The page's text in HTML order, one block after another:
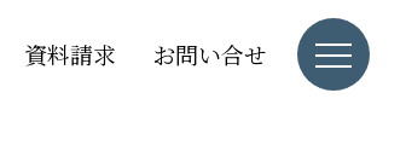
資料請求 お問い合せ